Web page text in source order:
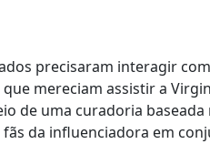
precisaram interagir
mereciam assistir a
de uma curadoria
da influenciadora em